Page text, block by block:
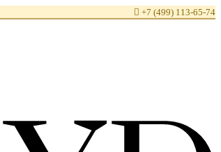
 +7 (499) 113-65-74